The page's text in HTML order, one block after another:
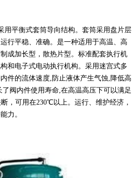
用平衡式套筒导向结构。套筒采用盘片层
行平稳、准确。是一种适用于高温、高
成加长型，散热片型。标准配套执行机
和电子式电动执行机构。采用迷宫式多
件的流体速度,防止液体产生气蚀,降低高
阀内件使用寿命,在高温高压下可以满足
，可用在230℃以上。运行、维护经济，
力。